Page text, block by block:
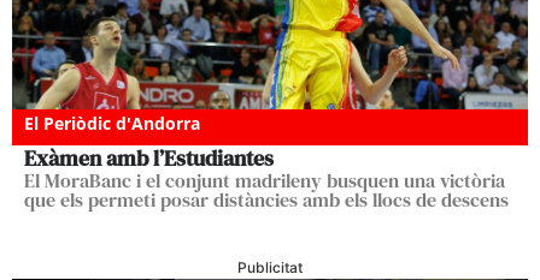
El Periòdic d'Andorra
Exàmen amb l’Estudiantes
El MoraBanc i el conjunt madrileny busquen una victòria
que els permeti posar distàncies amb els llocs de descens
Publicitat